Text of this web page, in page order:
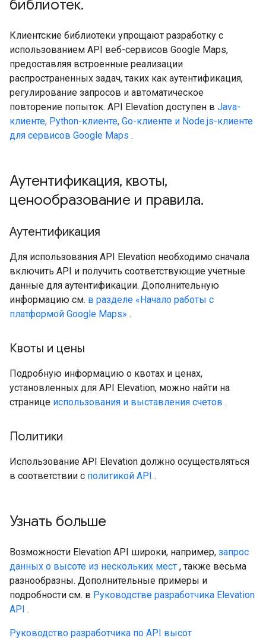
библиотек.
Клиентские библиотеки упрощают разработку с
использованием API веб-сервисов Google Maps,
предоставляя встроенные реализации
распространенных задач, таких как аутентификация,
регулирование запросов и автоматическое
повторение попыток. API Elevation доступен в Java-
клиенте, Python-клиенте, Go-клиенте и Node.js-клиенте
для сервисов Google Maps .
Аутентификация, квоты,
ценообразование и правила.
Аутентификация
Для использования API Elevation необходимо сначала
включить API и получить соответствующие учетные
данные для аутентификации. Дополнительную
информацию см. в разделе «Начало работы с
платформой Google Maps» .
Квоты и цены
Подробную информацию о квотах и ​​ценах,
установленных для API Elevation, можно найти на
странице использования и выставления счетов .
Политики
Использование API Elevation должно осуществляться
в соответствии с политикой API .
Узнать больше
Возможности Elevation API широки, например, запрос
данных о высоте из нескольких мест , также весьма
разнообразны. Дополнительные примеры и
подробности см. в Руководстве разработчика Elevation
API .
Руководство разработчика по API высот